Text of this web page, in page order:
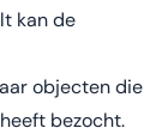
kan de
objecten die
bezocht.